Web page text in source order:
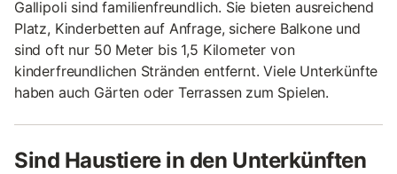
Gallipoli sind familienfreundlich. Sie bieten ausreichend
Platz, Kinderbetten auf Anfrage, sichere Balkone und
sind oft nur 50 Meter bis 1,5 Kilometer von
kinderfreundlichen Stränden entfernt. Viele Unterkünfte
haben auch Gärten oder Terrassen zum Spielen.
Sind Haustiere in den Unterkünften